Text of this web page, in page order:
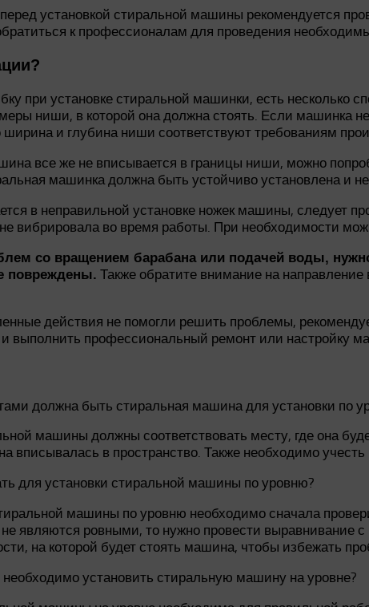
установкой стиральной машины рекомендуется
к профессионалам для проведения
при установке стиральной машинки, есть несколько
ниши, в которой она должна стоять. Если машинка
ширина и глубина ниши соответствуют требованиям
все же не вписывается в границы ниши, можно
машинка должна быть устойчиво установлена и
в неправильной установке ножек машины, следует
вибрировала во время работы. При необходимости
со вращением барабана или подачей воды,
повреждены. Также обратите внимание на
действия не помогли решить проблемы,
выполнить профессиональный ремонт или настройку
должна быть стиральная машина для установки по
машины должны соответствовать месту, где она
вписывалась в пространство. Также необходимо
для установки стиральной машины по уровню?
машины по уровню необходимо сначала
являются ровными, то нужно провести
на которой будет стоять машина, чтобы избежать
необходимо установить стиральную машину на уровне?